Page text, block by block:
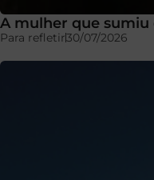
A mulher que sumiu
Para refletir30/07/2026